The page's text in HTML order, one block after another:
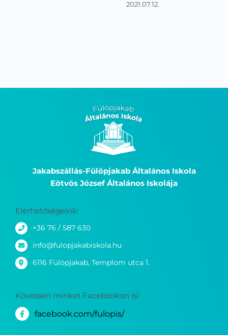
Jakabszállás-Fülöpjakab Általános Iskola
Elérhetőségeink:
info@fulopjakabiskola.hu
6116 Fülöpjakab, Templom utca 1.
facebook.com/fulopis/
Kérdése van? Írjon nekünk!